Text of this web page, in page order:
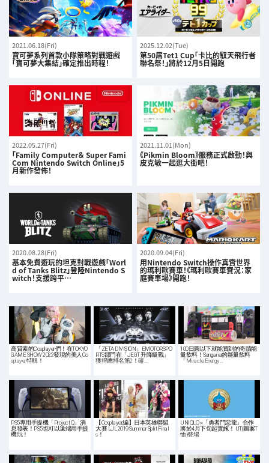
2021.06.18(Fri)
寶可夢系列首款小隊策略對戰遊戲
「寶可夢大集結」確定推出時程！
2025.12.02(Tue)
第50屆Tet1 Cup「卡比的馭天飛行者
聯名祭！」將於12月5日開跑
2022.05.27(Fri)
「Family Computer＆ Super Fami
Com Nintendo Switch Online」5
月新作發佈！
2021.11.01(Mon)
《Pikmin Bloom》服務正式啟動！與
皮克敏一起逛大街吧！
2020.08.28(Fri)
基本免費遊玩的坦克對戰遊戲「Worl
d of Tanks Blitz」登陸Nintendo S
witch！支援跨平…
2020.09.04(Fri)
用Nintendo Switch操作真實世界
的瑪利歐賽車！《瑪利歐賽車實況：家
庭賽車場》開跑！
高質素的Cosplayer們！在TOKYO
GAME SHOW 2022發現的美人Co
splayer特輯！
「ZETA DIVISION」EMOTORSPO
RTS部門在「JEGT 升降級戰」
獲得總排名第2！確…
100日圓以下就能買到的奇蹟能
量飲料！Sangaria的能量飲料
「Miracle Energy…
PS5專用手提機「Project Q」消
息發表！PS5也可以遠端用手提
機玩！
【Cosplayer編】日本英雄聯盟
大賽 LJL 2019 Summer Split Final
s！
UNIQLO ×「勇者鬥惡龍」合作
將於4月下旬起實施！ UT(圖案T
恤)登場